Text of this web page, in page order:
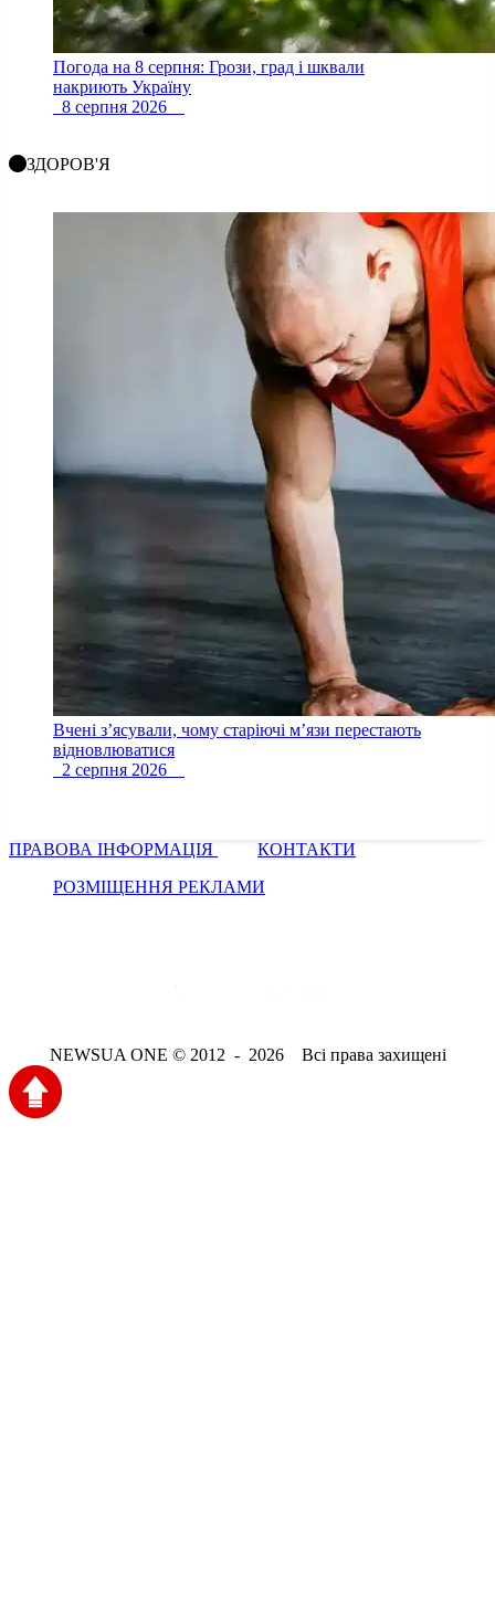
Погода на 8 серпня: Грози, град і шквали
накриють Україну
8 серпня 2026
ЗДОРОВ'Я
Вчені з’ясували, чому старіючі м’язи перестають
відновлюватися
2 серпня 2026
ПРАВОВА ІНФОРМАЦІЯ
КОНТАКТИ
РОЗМІЩЕННЯ РЕКЛАМИ
NEWSUA ONE © 2012 - 2026 Всі права захищені